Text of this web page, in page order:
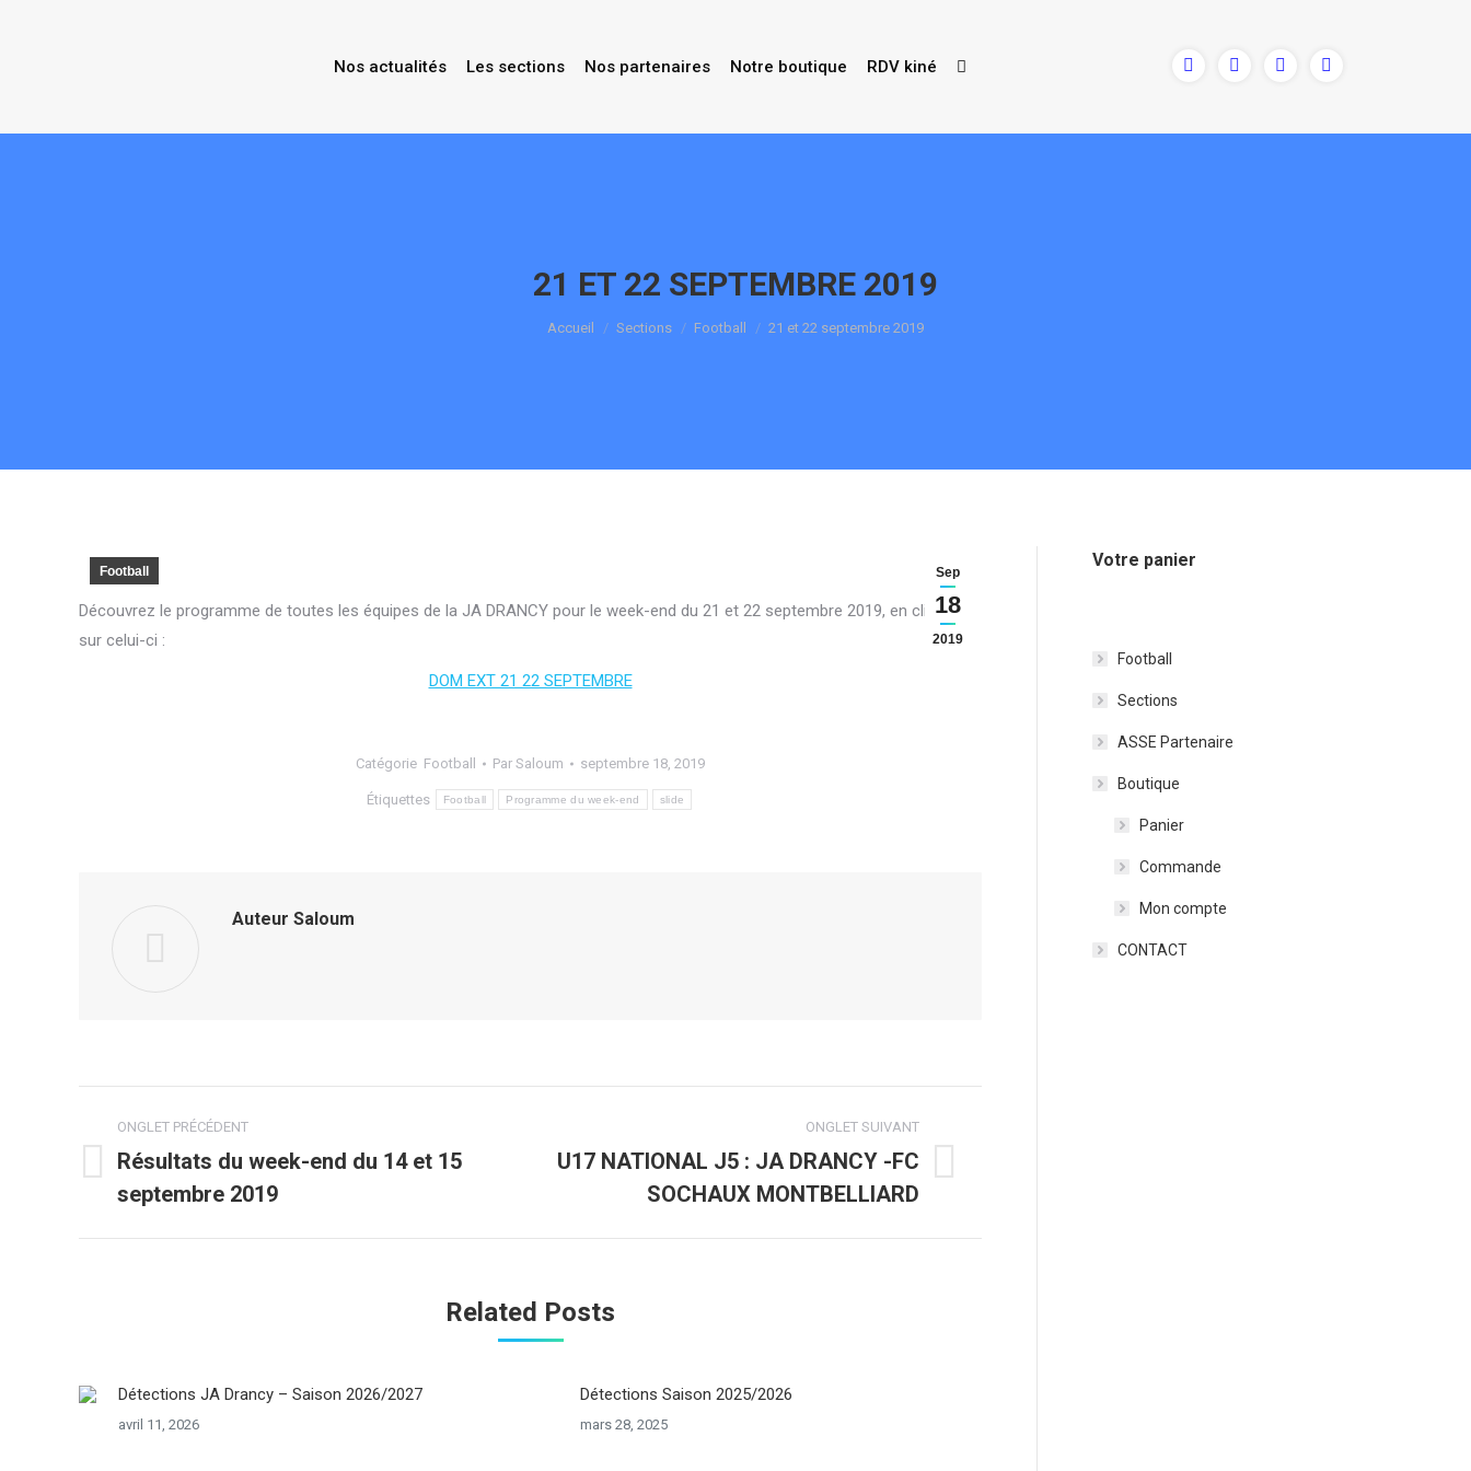
Nos actualités Les sections Nos partenaires Notre boutique RDV kiné
21 ET 22 SEPTEMBRE 2019
Vous êtes ici :
Accueil Sections Football 21 et 22 septembre 2019
Sep
18
2019
Football
Découvrez le programme de toutes les équipes de la JA DRANCY pour le week-end du 21 et 22 septembre 2019, en cliquant
sur celui-ci :
DOM EXT 21 22 SEPTEMBRE
Catégorie Football Par Saloum septembre 18, 2019
Étiquettes Football Programme du week-end slide
Auteur Saloum
Navigation
de
commentaire
ONGLET PRÉCÉDENT
Onglet
précédent
Résultats du week-end du 14 et 15
septembre 2019
ONGLET SUIVANT
Onglet
U17 NATIONAL J5 : JA DRANCY -FC
SOCHAUX MONTBELLIARD
Related Posts
Détections JA Drancy – Saison 2026/2027
avril 11, 2026
Détections Saison 2025/2026
mars 28, 2025
Votre panier
Football
Sections
ASSE Partenaire
Boutique
Panier
Commande
Mon compte
CONTACT